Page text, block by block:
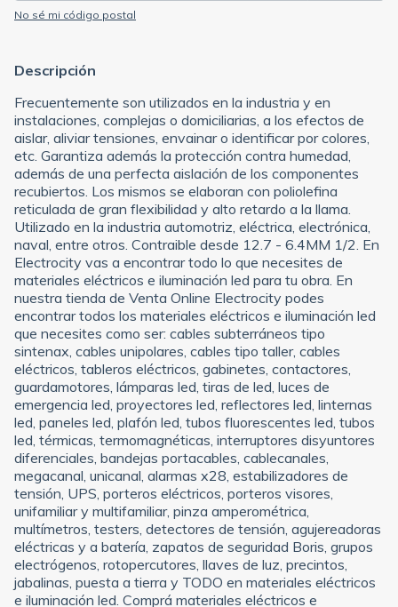
No sé mi código postal
Descripción
Frecuentemente son utilizados en la industria y en
instalaciones, complejas o domiciliarias, a los efectos de
aislar, aliviar tensiones, envainar o identificar por colores,
etc. Garantiza además la protección contra humedad,
además de una perfecta aislación de los componentes
recubiertos. Los mismos se elaboran con poliolefina
reticulada de gran flexibilidad y alto retardo a la llama.
Utilizado en la industria automotriz, eléctrica, electrónica,
naval, entre otros. Contraible desde 12.7 - 6.4MM 1/2. En
Electrocity vas a encontrar todo lo que necesites de
materiales eléctricos e iluminación led para tu obra. En
nuestra tienda de Venta Online Electrocity podes
encontrar todos los materiales eléctricos e iluminación led
que necesites como ser: cables subterráneos tipo
sintenax, cables unipolares, cables tipo taller, cables
eléctricos, tableros eléctricos, gabinetes, contactores,
guardamotores, lámparas led, tiras de led, luces de
emergencia led, proyectores led, reflectores led, linternas
led, paneles led, plafón led, tubos fluorescentes led, tubos
led, térmicas, termomagnéticas, interruptores disyuntores
diferenciales, bandejas portacables, cablecanales,
megacanal, unicanal, alarmas x28, estabilizadores de
tensión, UPS, porteros eléctricos, porteros visores,
unifamiliar y multifamiliar, pinza amperométrica,
multímetros, testers, detectores de tensión, agujereadoras
eléctricas y a batería, zapatos de seguridad Boris, grupos
electrógenos, rotopercutores, llaves de luz, precintos,
jabalinas, puesta a tierra y TODO en materiales eléctricos
e iluminación led. Comprá materiales eléctricos e